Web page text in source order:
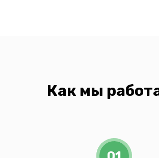
Как мы